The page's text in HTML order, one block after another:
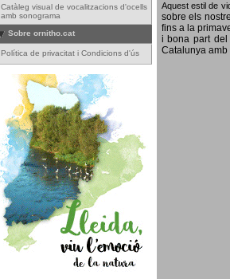
Catàleg visual de vocalitzacions d'ocells
amb sonograma
Sobre ornitho.cat
Política de privacitat i Condicions d'ús
Aquest estil de
sobre els
fins a la
i bona part del
Catalunya